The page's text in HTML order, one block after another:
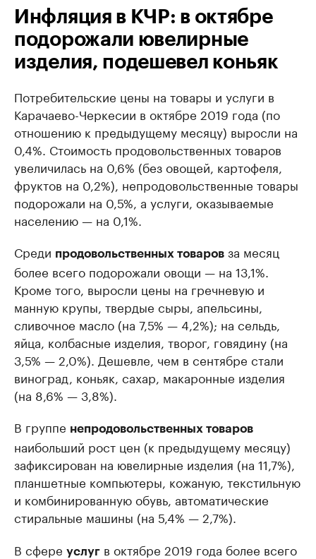
Инфляция в КЧР: в октябре
подорожали ювелирные
изделия, подешевел коньяк
Потребительские цены на товары и услуги в
Карачаево-Черкесии в октябре 2019 года (по
отношению к предыдущему месяцу) выросли на
0,4%. Стоимость продовольственных товаров
увеличилась на 0,6% (без овощей, картофеля,
фруктов на 0,2%), непродовольственные товары
подорожали на 0,5%, а услуги, оказываемые
населению — на 0,1%.
Среди продовольственных товаров за месяц
более всего подорожали овощи — на 13,1%.
Кроме того, выросли цены на гречневую и
манную крупы, твердые сыры, апельсины,
сливочное масло (на 7,5% — 4,2%); на сельдь,
яйца, колбасные изделия, творог, говядину (на
3,5% — 2,0%). Дешевле, чем в сентябре стали
виноград, коньяк, сахар, макаронные изделия
(на 8,6% — 3,8%).
В группе непродовольственных товаров
наибольший рост цен (к предыдущему месяцу)
зафиксирован на ювелирные изделия (на 11,7%),
планшетные компьютеры, кожаную, текстильную
и комбинированную обувь, автоматические
стиральные машины (на 5,4% — 2,7%).
В сфере услуг в октябре 2019 года более всего